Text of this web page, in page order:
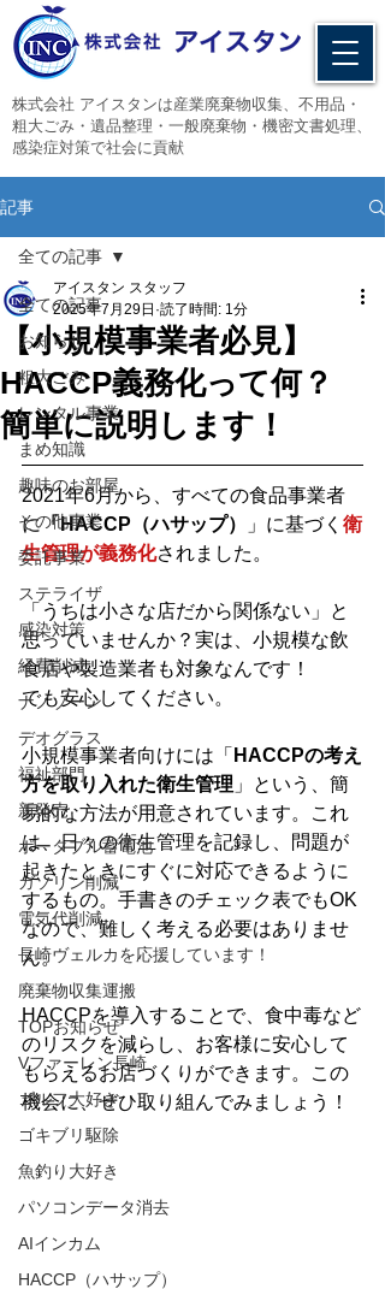
​株式会社 アイスタンは産業廃棄物収集、不用品・
粗大ごみ・遺品整理・一般廃棄物・機密文書処理、
感染症対策で社会に貢献
記事
全ての記事
お知らせ
粗大ごみ
レンタル事業
まめ知識
趣味のお部屋
その他事業
委託事業
ステライザ
感染対策
経費削減
ナノゾーン
デオグラス
福祉部門
新発売
ポータブル蓄電池
ガソリン削減
電気代削減
長崎ヴェルカを応援しています！
廃棄物収集運搬
TOPお知らせ
Vファーレン長崎
ゴルフ大好き
ゴキブリ駆除
魚釣り大好き
パソコンデータ消去
AIインカム
HACCP（ハサップ）
全ての記事
【小規模事業者必見】
HACCP義務化って何？
簡単に説明します！
アイスタン スタッフ
2025年7月29日 読了時間: 1分
2021年6月から、すべての食品事業者
に「HACCP（ハサップ） 」に基づく 衛
生管理が義務化されました。
「うちは小さな店だから関係ない」と
思っていませんか？実は、小規模な飲
食店や製造業者も対象なんです！
でも安心してください。
小規模事業者向けには「 HACCPの考え
方を取り入れた衛生管理 」という、簡
易的な方法が用意されています。これ
は、日々の衛生管理を記録し、問題が
起きたときにすぐに対応できるように
するもの。手書きのチェック表でもOK
なので、難しく考える必要はありませ
ん。
HACCPを導入することで、食中毒など
のリスクを減らし、お客様に安心して
もらえるお店づくりができます。この
機会に、ぜひ取り組んでみましょう！